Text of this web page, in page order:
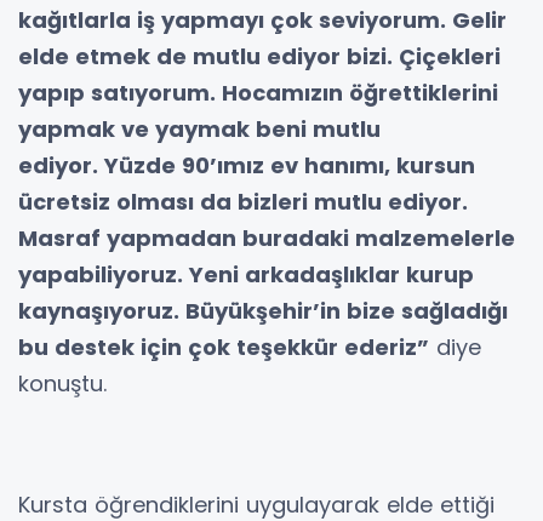
kağıtlarla iş yapmayı çok seviyorum. Gelir
elde etmek de mutlu ediyor bizi. Çiçekleri
yapıp satıyorum. Hocamızın öğrettiklerini
yapmak ve yaymak beni mutlu
ediyor. Yüzde 90’ımız ev hanımı, kursun
ücretsiz olması da bizleri mutlu ediyor.
Masraf yapmadan buradaki malzemelerle
yapabiliyoruz. Yeni arkadaşlıklar kurup
kaynaşıyoruz. Büyükşehir’in bize sağladığı
bu destek için çok teşekkür ederiz” diye
konuştu.
Kursta öğrendiklerini uygulayarak elde ettiği